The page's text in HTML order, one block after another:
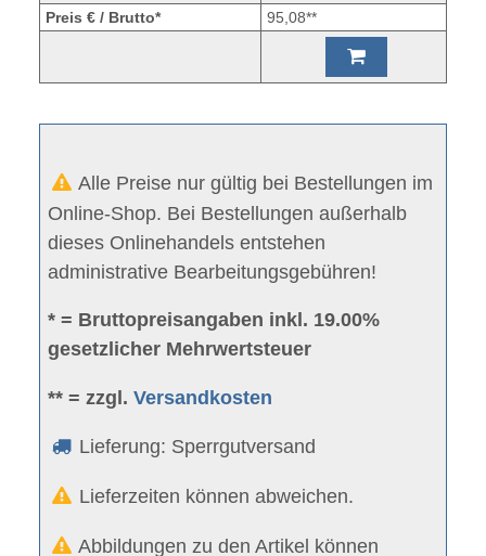
Preis € / Brutto*
95,08**
Alle Preise nur gültig bei Bestellungen im
Online-Shop. Bei Bestellungen außerhalb
dieses Onlinehandels entstehen
administrative Bearbeitungsgebühren!
* = Bruttopreisangaben inkl. 19.00%
gesetzlicher Mehrwertsteuer
** = zzgl.Versandkosten
Lieferung: Sperrgutversand
Lieferzeiten können abweichen.
Abbildungen zu den Artikel können